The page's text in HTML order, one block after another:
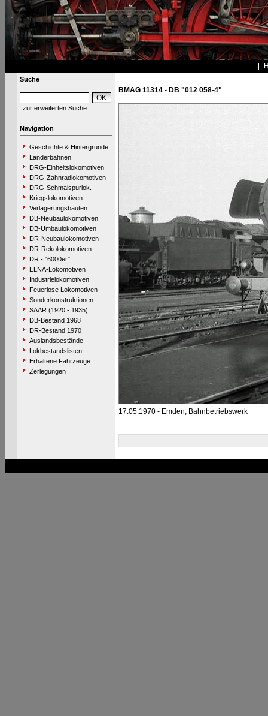
Suche
zur erweiterten Suche
Navigation
Geschichte & Hintergründe
Länderbahnen
DRG-Einheitslokomotiven
DRG-Zahnradlokomotiven
DRG-Schmalspurlok.
Kriegslokomotiven
Verlagerungsbauten
DB-Neubaulokomotiven
DB-Umbaulokomotiven
DR-Neubaulokomotiven
DR-Rekolokomotiven
DR - "6000er"
ELNA-Lokomotiven
Industrielokomotiven
Feuerlose Lokomotiven
Sonderkonstruktionen
SAAR (1920 - 1935)
DB-Bestand 1968
DR-Bestand 1970
Auslandsbestände
Lokbestandslisten
Erhaltene Fahrzeuge
Zerlegungen
BMAG 11314 - DB "012 058-4"
17.05.1970 - Emden, Bahnbetriebswerk